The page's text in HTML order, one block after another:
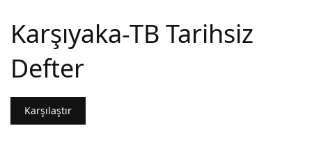
Karşıyaka-TB Tarihsiz
Defter
Karşılaştır